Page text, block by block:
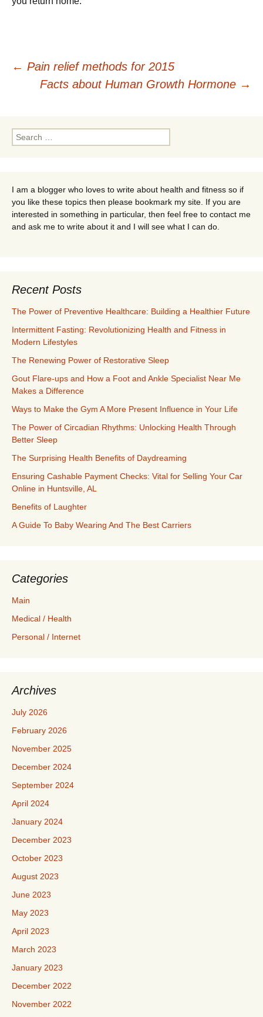
Post
← Pain relief methods for 2015
Facts about Human Growth Hormone →
Search
for:
I am a blogger who loves to write about health and fitness so if
you like these topics then please bookmark my site. If you are
interested in something in particular, then feel free to contact me
and ask me to write about it and I will see what I can do.
Recent Posts
The Power of Preventive Healthcare: Building a Healthier Future
Intermittent Fasting: Revolutionizing Health and Fitness in
Modern Lifestyles
The Renewing Power of Restorative Sleep
Gout Flare-ups and How a Foot and Ankle Specialist Near Me
Makes a Difference
Ways to Make the Gym A More Present Influence in Your Life
The Power of Circadian Rhythms: Unlocking Health Through
Better Sleep
The Surprising Health Benefits of Daydreaming
Ensuring Cashable Payment Checks: Vital for Selling Your Car
Online in Huntsville, AL
Benefits of Laughter
A Guide To Baby Wearing And The Best Carriers
Categories
Main
Medical / Health
Personal / Internet
Archives
July 2026
February 2026
November 2025
December 2024
September 2024
April 2024
January 2024
December 2023
October 2023
August 2023
June 2023
May 2023
April 2023
March 2023
January 2023
December 2022
November 2022